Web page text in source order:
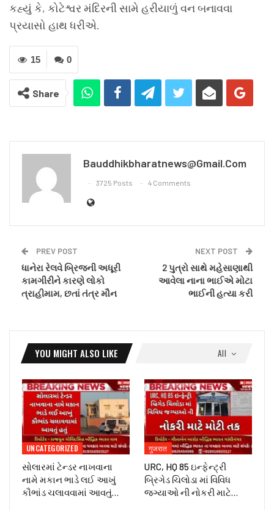
કહ્યું કે, કોટેશ્વર મંદિરની સામે હરીયાળું વન બનાવવા
પ્રયાસો હાથ ધરીએ.
0
15
Share
Bauddhikbharatnews@gmail.com
3725 Posts 4 Comments
PREV POST
ધાનેરા રેલવે બ્રિજની અધૂરી
કામગીરીને કારણે લોકો
ત્રાહીમામ, છતાં તંત્ર મૌન
NEXT POST
2 પુત્રો સાથે મહેસાણાથી
આવેલા નાના ભાઈએ મોટા
ભાઈની હત્યા કરી
All
YOU MIGHT ALSO LIKE
UNCATEGORIZED
સોલારમાં ટેન્ડર નાખવાના
નામે મકાન ભાડે લઈ આખું
કૌભાંડ ચલાવવામાં આવતું…
गुजरात
URC, HQ 85 ઇન્ફેન્ટ્રી
બ્રિગેડ ચિલોડા માં વિવિધ
જગ્યાઓ ની નોકરી માટે…